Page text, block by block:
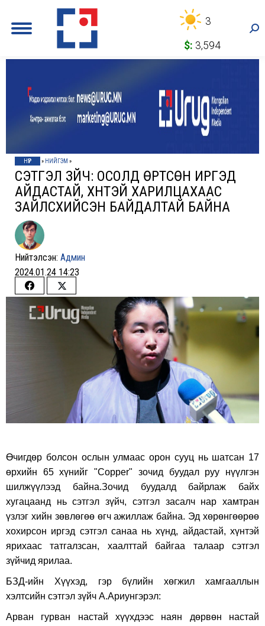
3
$: 3,594
НҮҮР » НИЙГЭМ »
СЭТГЭЛ ЗҮЙЧ: ОСОЛД ӨРТСӨН ИРГЭД
АЙДАСТАЙ, ХҮНТЭЙ ХАРИЛЦАХААС
ЗАЙЛСХИЙСЭН БАЙДАЛТАЙ БАЙНА
Нийтэлсэн: Админ
2024.01.24 14:23
Share
on
Share
on
Twitter
Өчигдөр болсон ослын улмаас орон сууц нь шатсан 17
өрхийн 65 хүнийг "Copper" зочид буудал руу нүүлгэн
шилжүүлээд байна.Зочид буудалд байрлаж байх
хугацаанд нь сэтгэл зүйч, сэтгэл засалч нар хамтран
үзлэг хийн зөвлөгөө өгч ажиллаж байна. Эд хөрөнгөөрөө
хохирсон иргэд сэтгэл санаа нь хүнд, айдастай, хүнтэй
ярихаас татгалзсан, хаалттай байгаа талаар сэтгэл
зүйчид ярилаа.
БЗД-ийн Хүүхэд, гэр бүлийн хөгжил хамгааллын
хэлтсийн сэтгэл зүйч А.Ариунгэрэл:
Арван гурван настай хүүхдээс наян дөрвөн настай